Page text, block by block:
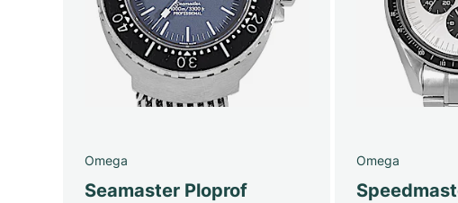
Omega
Seamaster Ploprof
Omega